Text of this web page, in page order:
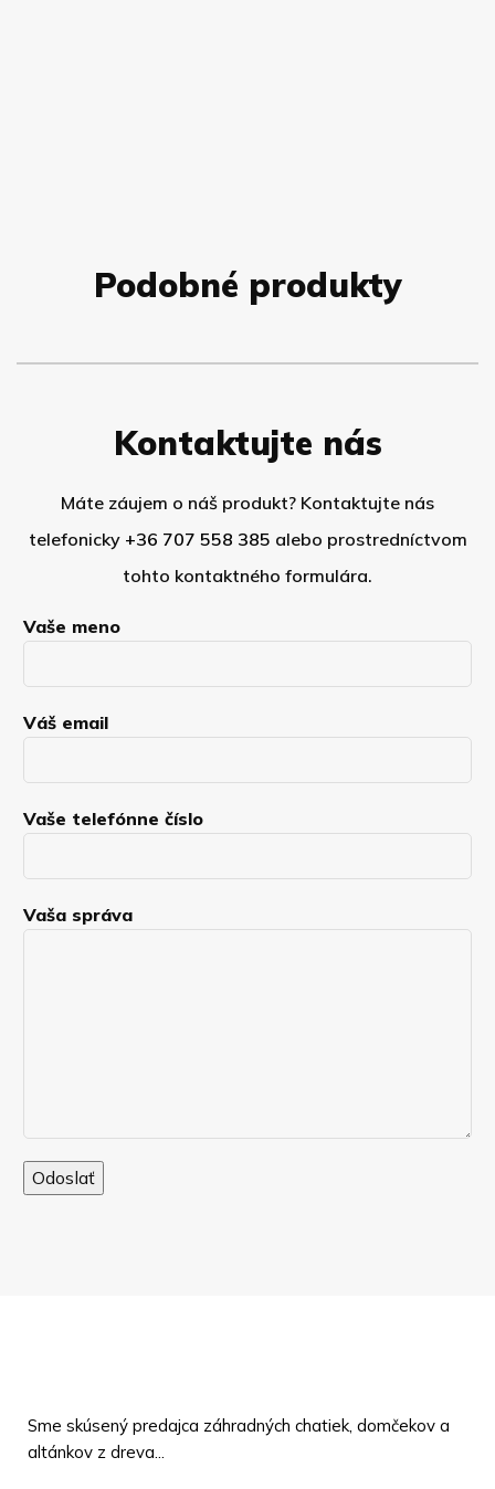
Podobné produkty
Kontaktujte nás
Máte záujem o náš produkt? Kontaktujte nás
telefonicky +36 707 558 385 alebo prostredníctvom
tohto kontaktného formulára.
Vaše meno
Váš email
Vaše telefónne číslo
Vaša správa
Sme skúsený predajca záhradných chatiek, domčekov a
altánkov z dreva...